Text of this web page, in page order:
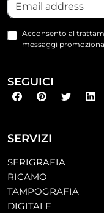
SERVIZI
SERIGRAFIA
RICAMO
TAMPOGRAFIA
DIGITALE
Acconsento al
messaggi
SEGUICI